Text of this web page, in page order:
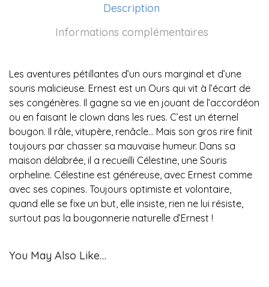
Description
Informations complémentaires
Les aventures pétillantes d’un ours marginal et d’une
souris malicieuse. Ernest est un Ours qui vit à l’écart de
ses congénères. Il gagne sa vie en jouant de l’accordéon
ou en faisant le clown dans les rues. C’est un éternel
bougon. Il râle, vitupère, renâcle… Mais son gros rire finit
toujours par chasser sa mauvaise humeur. Dans sa
maison délabrée, il a recueilli Célestine, une Souris
orpheline. Célestine est généreuse, avec Ernest comme
avec ses copines. Toujours optimiste et volontaire,
quand elle se fixe un but, elle insiste, rien ne lui résiste,
surtout pas la bougonnerie naturelle d’Ernest !
You May Also Like…